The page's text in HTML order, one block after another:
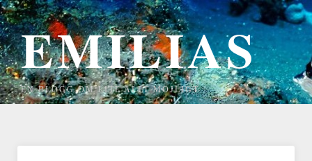
EMILIAS
EN BLOGG OM LITE ALLT MÖJLIGT